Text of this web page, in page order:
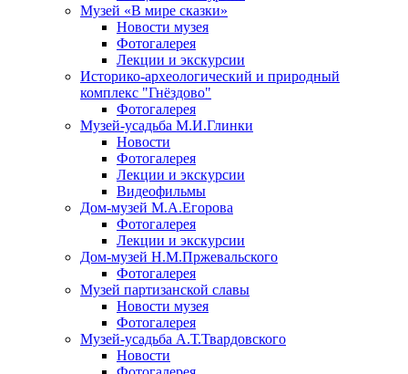
Музей «В мире сказки»
Новости музея
Фотогалерея
Лекции и экскурсии
Историко-археологический и природный
комплекс "Гнёздово"
Фотогалерея
Музей-усадьба М.И.Глинки
Новости
Фотогалерея
Лекции и экскурсии
Видеофильмы
Дом-музей М.А.Егорова
Фотогалерея
Лекции и экскурсии
Дом-музей Н.М.Пржевальского
Фотогалерея
Музей партизанской славы
Новости музея
Фотогалерея
Музей-усадьба А.Т.Твардовского
Новости